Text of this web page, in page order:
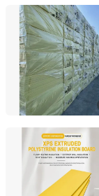
Changsha
Hunan, China
Changsha
Hunan, China